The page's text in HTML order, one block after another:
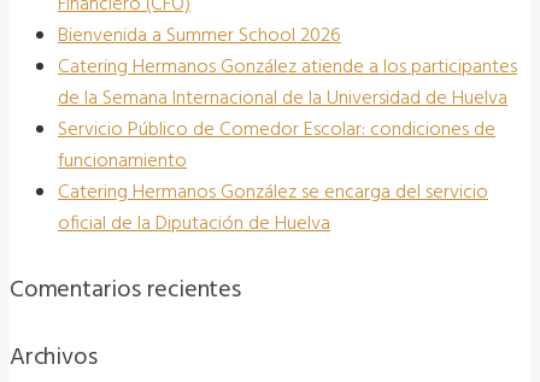
Bienvenida a Summer School 2026
Catering Hermanos González atiende a los participantes
de la Semana Internacional de la Universidad de Huelva
Servicio Público de Comedor Escolar: condiciones de
funcionamiento
Catering Hermanos González se encarga del servicio
oficial de la Diputación de Huelva
Comentarios recientes
Archivos